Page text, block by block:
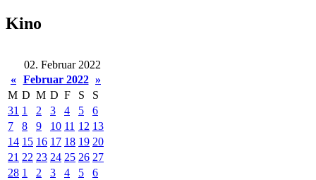
Kino
02. Februar 2022
« Februar 2022 »
M D M D F S
S
31 1 2 3 4 5
6
7
8 9 10 11 12 13
14 15 16 17 18 19 20
21 22 23 24 25 26 27
28 1 2 3 4 5
6